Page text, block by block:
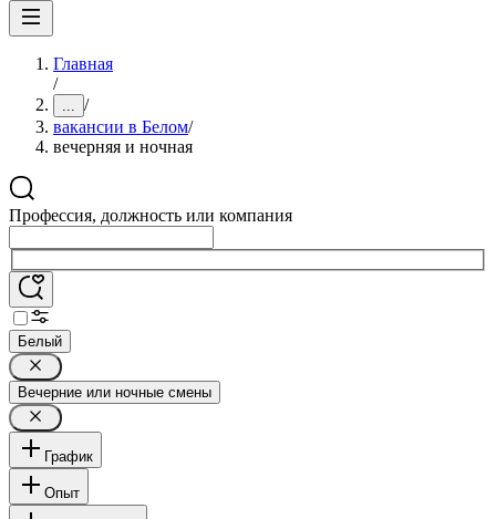
Главная
/
... /
вакансии в Белом/
вечерняя и ночная
Профессия, должность или компания
Белый
Вечерние или ночные смены
График
Опыт